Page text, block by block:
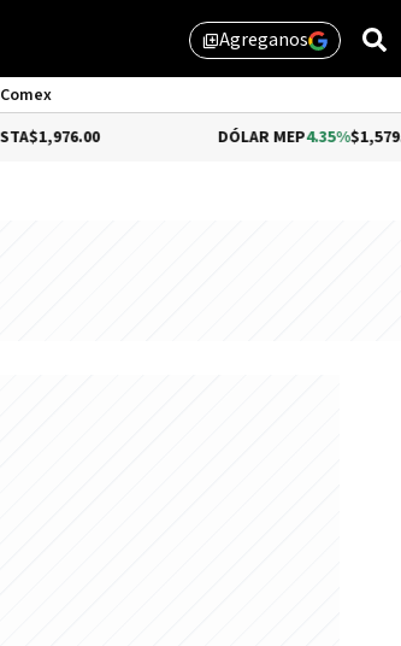
library_addAgreganos
Comex
4.35%$1,579.46